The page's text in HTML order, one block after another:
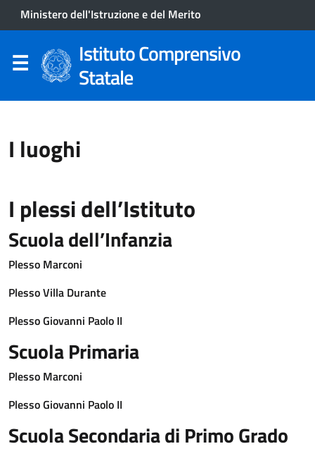
Ministero dell'Istruzione e del Merito
Istituto Comprensivo
Statale
I luoghi
I plessi dell’Istituto
Scuola dell’Infanzia
Plesso Marconi
Plesso Villa Durante
Plesso Giovanni Paolo II
Scuola Primaria
Plesso Marconi
Plesso Giovanni Paolo II
Scuola Secondaria di Primo Grado